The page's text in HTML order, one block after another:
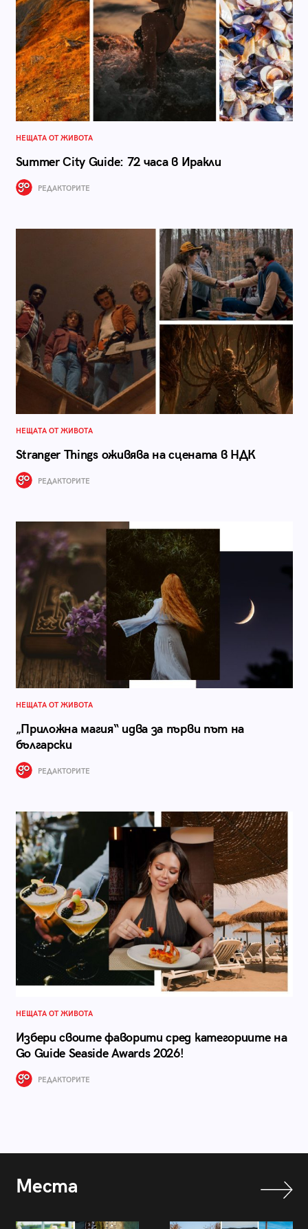
НЕЩАТА ОТ ЖИВОТА
Summer City Guide: 72 часа в Иракли
РЕДАКТОРИТЕ
НЕЩАТА ОТ ЖИВОТА
Stranger Things оживява на сцената в НДК
РЕДАКТОРИТЕ
НЕЩАТА ОТ ЖИВОТА
„Приложна магия“ идва за първи път на
български
РЕДАКТОРИТЕ
НЕЩАТА ОТ ЖИВОТА
Избери своите фаворити сред категориите на
Go Guide Seaside Awards 2026!
РЕДАКТОРИТЕ
Места